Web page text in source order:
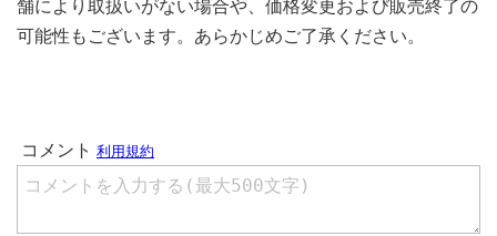
舗により取扱いがない場合や、価格変更および販売終了の
可能性もございます。あらかじめご了承ください。